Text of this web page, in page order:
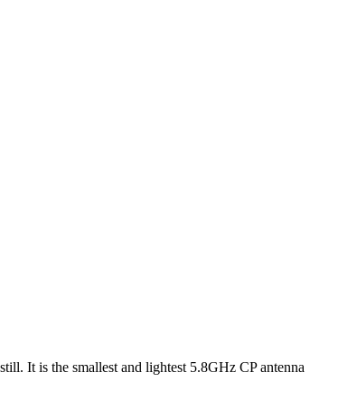
It is the smallest and lightest 5.8GHz CP antenna